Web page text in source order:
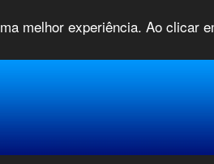
melhor experiência. Ao clicar